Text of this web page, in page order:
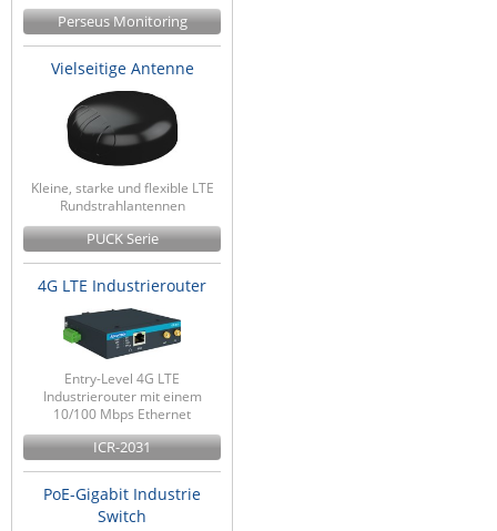
Perseus Monitoring
Vielseitige Antenne
Kleine, starke und flexible LTE
Rundstrahlantennen
PUCK Serie
4G LTE Industrierouter
Entry-Level 4G LTE
Industrierouter mit einem
10/100 Mbps Ethernet
ICR-2031
PoE-Gigabit Industrie
Switch